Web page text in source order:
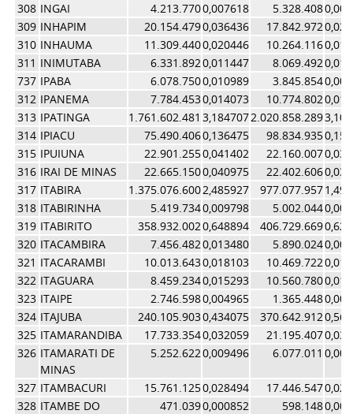
308 INGAI 4.213.7700,007618 5.328.408
309 INHAPIM 20.154.4790,036436 17.842.972
310 INHAUMA 11.309.4400,020446 10.264.116
311 INIMUTABA 6.331.8920,011447 8.069.492
737 IPABA 6.078.7500,010989 3.845.854
312 IPANEMA 7.784.4530,014073 10.774.802
313 IPATINGA 1.761.602.481 3,1847072.020.858.289
314 IPIACU 75.490.4060,136475 98.834.935
315 IPUIUNA 22.901.2550,041402 22.160.007
316 IRAI DE MINAS 22.665.1500,040975 22.402.606
317 ITABIRA 1.375.076.6002,485927 977.077.957
318 ITABIRINHA 5.419.7340,009798 5.002.044
319 ITABIRITO 358.932.0020,648894 406.729.669
320 ITACAMBIRA 7.456.4820,013480 5.890.024
321 ITACARAMBI 10.013.6430,018103 10.469.722
322 ITAGUARA 8.459.2340,015293 10.560.780
323 ITAIPE 2.746.5980,004965 1.365.448
324 ITAJUBA 240.105.9030,434075 370.642.912
325 ITAMARANDIBA 17.733.3540,032059 21.195.407
326 ITAMARATI DE
MINAS
5.252.6220,009496 6.077.011
327 ITAMBACURI 15.761.1250,028494 17.446.547
328 ITAMBE DO
471.0390,000852 598.148